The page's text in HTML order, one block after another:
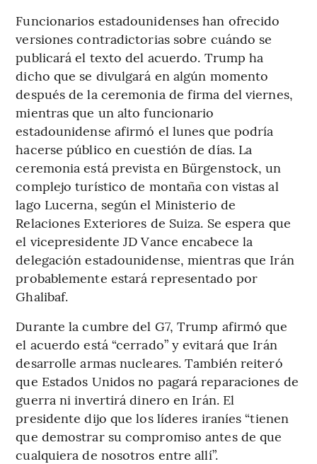
Funcionarios estadounidenses han ofrecido
versiones contradictorias sobre cuándo se
publicará el texto del acuerdo. Trump ha
dicho que se divulgará en algún momento
después de la ceremonia de firma del viernes,
mientras que un alto funcionario
estadounidense afirmó el lunes que podría
hacerse público en cuestión de días. La
ceremonia está prevista en Bürgenstock, un
complejo turístico de montaña con vistas al
lago Lucerna, según el Ministerio de
Relaciones Exteriores de Suiza. Se espera que
el vicepresidente JD Vance encabece la
delegación estadounidense, mientras que Irán
probablemente estará representado por
Ghalibaf.
Durante la cumbre del G7, Trump afirmó que
el acuerdo está “cerrado” y evitará que Irán
desarrolle armas nucleares. También reiteró
que Estados Unidos no pagará reparaciones de
guerra ni invertirá dinero en Irán. El
presidente dijo que los líderes iraníes “tienen
que demostrar su compromiso antes de que
cualquiera de nosotros entre allí”.